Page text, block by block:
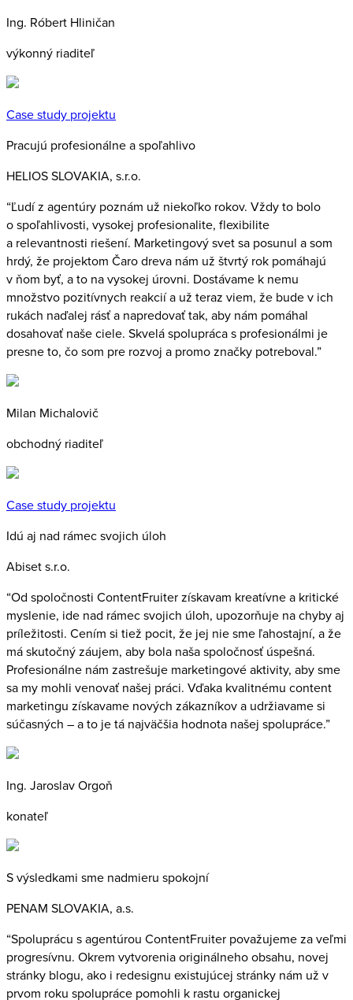
Ing. Róbert Hliničan
výkonný riaditeľ
Case study projektu
Pracujú profesionálne a spoľahlivo
HELIOS SLOVAKIA, s.r.o.
“Ľudí z agentúry poznám už niekoľko rokov. Vždy to bolo
o spoľahlivosti, vysokej profesionalite, flexibilite
a relevantnosti riešení. Marketingový svet sa posunul a som
hrdý, že projektom Čaro dreva nám už štvrtý rok pomáhajú
v ňom byť, a to na vysokej úrovni. Dostávame k nemu
množstvo pozitívnych reakcií a už teraz viem, že bude v ich
rukách naďalej rásť a napredovať tak, aby nám pomáhal
dosahovať naše ciele. Skvelá spolupráca s profesionálmi je
presne to, čo som pre rozvoj a promo značky potreboval.”
Milan Michalovič
obchodný riaditeľ
Case study projektu
Idú aj nad rámec svojich úloh
Abiset s.r.o.
“Od spoločnosti ContentFruiter získavam kreatívne a kritické
myslenie, ide nad rámec svojich úloh, upozorňuje na chyby aj
príležitosti. Cením si tiež pocit, že jej nie sme ľahostajní, a že
má skutočný záujem, aby bola naša spoločnosť úspešná.
Profesionálne nám zastrešuje marketingové aktivity, aby sme
sa my mohli venovať našej práci. Vďaka kvalitnému content
marketingu získavame nových zákazníkov a udržiavame si
súčasných – a to je tá najväčšia hodnota našej spolupráce.”
Ing. Jaroslav Orgoň
konateľ
S výsledkami sme nadmieru spokojní
PENAM SLOVAKIA, a.s.
“Spoluprácu s agentúrou ContentFruiter považujeme za veľmi
progresívnu. Okrem vytvorenia originálneho obsahu, novej
stránky blogu, ako i redesignu existujúcej stránky nám už v
prvom roku spolupráce pomohli k rastu organickej